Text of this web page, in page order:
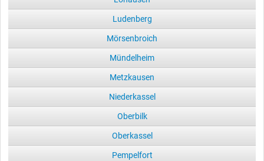
Ludenberg
Mörsenbroich
Mündelheim
Metzkausen
Niederkassel
Oberbilk
Oberkassel
Pempelfort